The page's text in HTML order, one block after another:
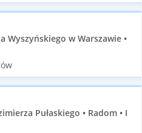
Wyszyńskiego w Warszawie •
Pułaskiego • Radom • I